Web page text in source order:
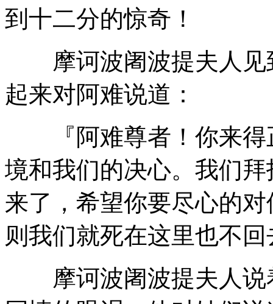
到十二分的惊奇！
摩诃波阇波提夫人见
起来对阿难说道：
『阿难尊者！你来得
境和我们的决心。我们
来了，希望你要尽心的
则我们就死在这里也不
摩诃波阇波提夫人说